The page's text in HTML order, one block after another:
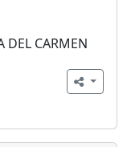
DEL CARMEN